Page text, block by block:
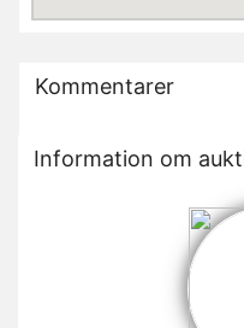
Kommentarer
Information om